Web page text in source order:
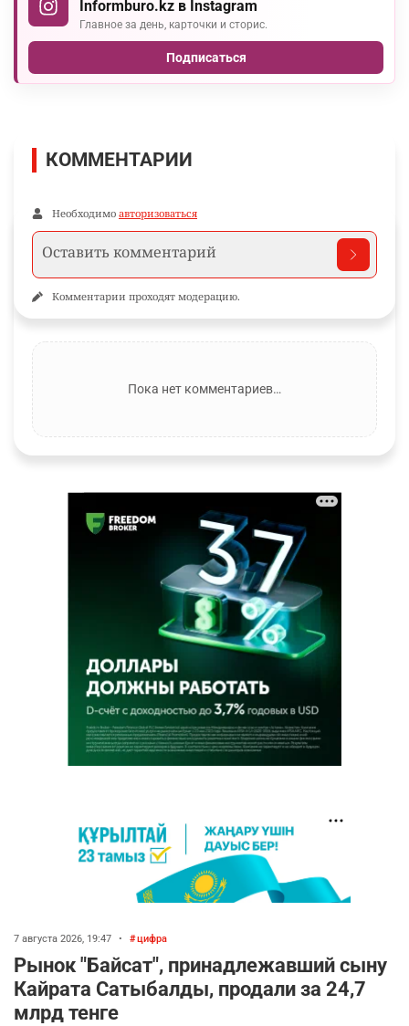
Informburo.kz в Instagram
Главное за день, карточки и сторис.
Подписаться
КОММЕНТАРИИ
Необходимо авторизоваться
Комментарии проходят модерацию.
Пока нет комментариев…
7 августа 2026, 19:47 • цифра
Рынок "Байсат", принадлежавший сыну
Кайрата Сатыбалды, продали за 24,7
млрд тенге